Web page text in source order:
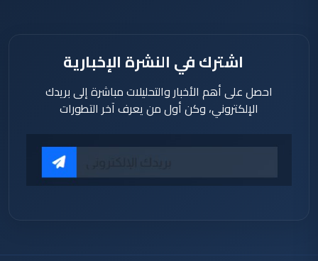
اشترك في النشرة الإخبارية
احصل على أهم الأخبار والتحليلات مباشرة إلى بريدك
الإلكتروني، وكن أول من يعرف آخر التطورات